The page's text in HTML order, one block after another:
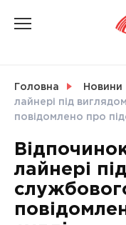
СВІТ
УКРАЇНА
Головна Новини
лайнері під
повідомлено про
лайнері